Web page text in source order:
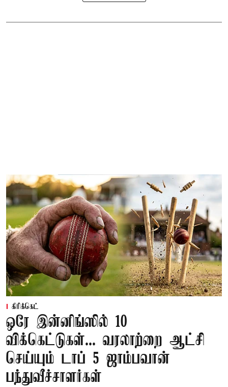
கிரிக்கெட்
ஒரே இன்னிங்ஸில் 10
விக்கெட்டுகள்... வரலாற்றை ஆட்சி
செய்யும் டாப் 5 ஜாம்பவான்
பந்துவீச்சாளர்கள்